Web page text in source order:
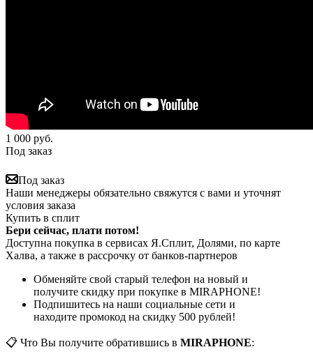
1 000 руб.
Под заказ
Под заказ
Наши менеджеры обязательно свяжутся с вами и уточнят
условия заказа
Купить в сплит
Бери сейчас, плати потом!
Доступна покупка в сервисах Я.Сплит, Долями, по карте
Халва, а также в рассрочку от банков-партнеров
Обменяйте свой старый телефон на новый и
получите скидку при покупке в MIRAPHONE!
Подпишитесь на наши социальные сети и
находите промокод на скидку 500 рублей!
📋 Что Вы получите обратившись в MIRAPHONE: